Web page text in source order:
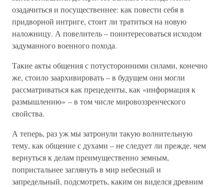
озадачиться и посущественнее: как повести себя в
придворной интриге, стоит ли тратиться на новую
наложницу. А повелитель – поинтересоваться исходом
задуманного военного похода.
Такие акты общения с потусторонними силами, конечно
же, стоило заархивировать – в будущем они могли
рассматриваться как прецеденты, как «информация к
размышлению» – в том числе мировоззренческого
свойства.
А теперь, раз уж мы затронули такую волнительную
тему, как общение с духами – не следует ли прежде, чем
вернуться к делам преимущественно земным,
попристальнее заглянуть в мир небесный и
запредельный, подсмотреть, каким он виделся древним